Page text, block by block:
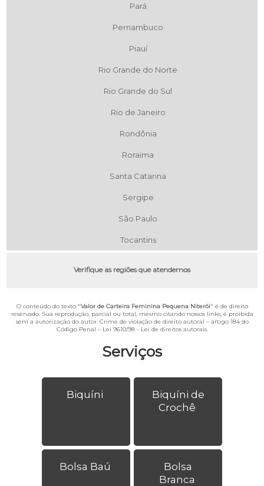
Serviços
Biquíni
Biquíni de
Crochê
Bolsa Baú
Bolsa
Branca
Pará
Pernambuco
Piauí
Rio Grande do Norte
Rio Grande do Sul
Rio de Janeiro
Rondônia
Roraima
Santa Catarina
Sergipe
São Paulo
Tocantins
Verifique as regiões que atendemos
O conteúdo do texto "Valor de Carteira Feminina Pequena Niterói" é de direito
reservado. Sua reprodução, parcial ou total, mesmo citando nossos links, é proibida
sem a autorização do autor. Crime de violação de direito autoral – artigo 184 do
Código Penal – Lei 9610/98 - Lei de direitos autorais.